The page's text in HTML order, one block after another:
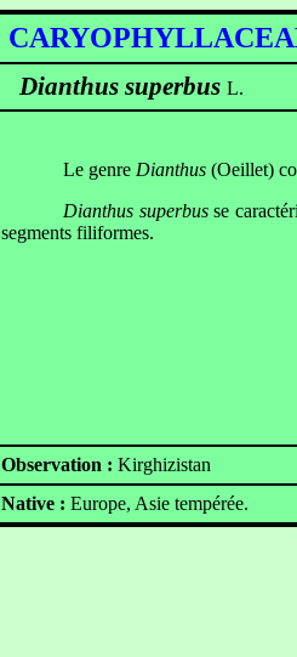
Dianthus superbus L.
Le genre Dianthus(Oeillet)
Dianthus superbus se
segments filiformes.
Observation : Kirghizistan
Native : Europe, Asie tempérée.